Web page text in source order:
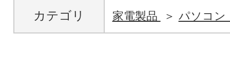
カテゴリ 家電製品 パソコン